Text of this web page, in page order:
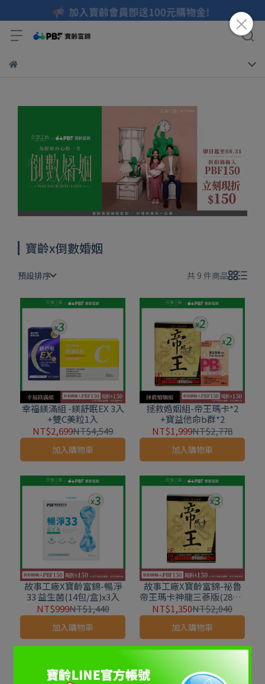
寶齡x倒數婚姻
預設排序 共 9 件商品
幸福鎂滿組 -鎂舒眠EX 3入
+雙C美粒1入
NT$2,699NT$4,549
加入購物車
拯救婚姻組-帝王瑪卡*2
+寶益他命b群*2
NT$1,999NT$2,778
加入購物車
故事工廠X寶齡富錦-暢淨
33 益生菌(14包/盒)x3入
NT$999NT$1,440
加入購物車
故事工廠X寶齡富錦-祕魯
帝王瑪卡神龍三蔘版(28包/
入)x3入
NT$1,350NT$2,040
加入購物車